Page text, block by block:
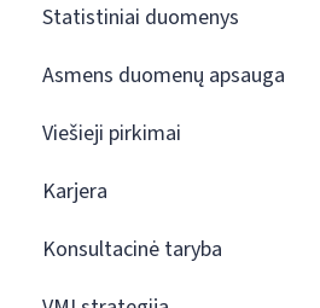
Statistiniai duomenys
Asmens duomenų apsauga
Viešieji pirkimai
Karjera
Konsultacinė taryba